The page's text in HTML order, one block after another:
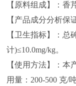
【原料组成】：香
【产品成分分析保
【卫生指标】：总
计)≤10.0mg/kg。
【使用方法】：本
用量：200-500 克/